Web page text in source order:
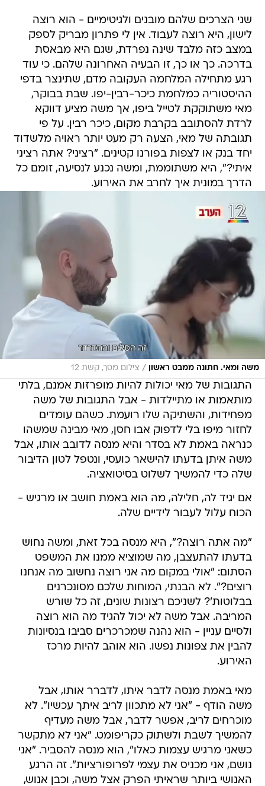
שני הצרכים שלהם מובנים ולגיטימיים - הוא רוצה
לישון, היא רוצה לעבוד. אין לי פתרון מבריק לספק
במצב כזה מלבד שינה נפרדת, שגם היא מבאסת
בדרכה. כך או כך, זו הבעיה האחרונה שלהם. כי עוד
רגע מתחילה המלחמה העקובה מדם, שתינצר בדפי
ההיסטוריה כמלחמת כיכר-רבין-יפו. שבת בבוקר,
מאי משתוקקת לטייל ביפו, אך משה מציע דווקא
לרדת להסתובב בקרבת מקום, כיכר רבין. על פי
תגובתה של מאי, הצעה רק מעט יותר ראויה מלשדוד
יחד בנק או לצפות בפורנו קטינים. "רציני? אתה רציני
איתי?", היא משתוממת, ומשה נכנע לנסיעה, זומם כל
הדרך במונית איך לחרב את האירוע.
משה ומאי. חתונה ממבט ראשון / צילום מסך, קשת 12
התגובות של מאי יכולות להיות מופרזות אמנם, בלתי
מותאמות או מתיילדות - אבל התגובות של משה
מפחידות, והשתיקה שלו רועמת. כשהם עומדים
לחזור מיפו בלי לדפוק אבו חסן, מאי מבינה שמשהו
כנראה באמת לא בסדר והיא מנסה לדובב אותו, אבל
משה איתן בדעתו להישאר כועסי, ונטפל לטון הדיבור
שלה כדי להמשיך לשלוט בסיטואציה.
אם יגיד לה, חלילה, מה הוא באמת חושב או מרגיש -
הכוח עלול לעבור לידיים שלה.
"מה אתה רוצה?", היא מנסה בכל זאת, ומשה נחוש
בדעתו להתעצבן, מה שמוציא ממנו את המשפט
הסתום: "אולי במקום מה אני רוצה נחשוב מה אנחנו
רוצים?". לא הבנתי, המוחות שלכם מסונכרנים
בבלוטות'? לשניכם רצונות שונים, זה כל שורש
המריבה. אבל משה לא יכול להגיד מה הוא רוצה
ולסיים עניין - הוא נהנה שמכרכרים סביבו בנסיונות
להבין את צפונות נפשו. הוא אוהב להיות מרכז
האירוע.
מאי באמת מנסה לדבר איתו, לדברר אותו, אבל
משה הודף - "אני לא מתכוון לריב איתך עכשיו". לא
מוכרחים לריב, אפשר לדבר, אבל משה מעדיף
להמשיך לשבת ולשתוק כקריפומט. "אני לא מתקשר
כשאני מרגיש עצמות כאלו", הוא מנסה להסביר. "אני
נושם, אני מכניס את עצמי לפרופורציות". זה הרגע
האנושי ביותר שראיתי הפרק אצל משה, וכבן אנוש,